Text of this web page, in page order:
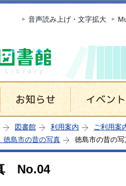
この
音声読み上げ・文字拡大
図書館 利用案内
ご利用案
島市の昔の写真
徳島市の昔の
No.04